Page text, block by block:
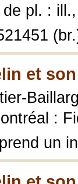
pl. :
et
:
un